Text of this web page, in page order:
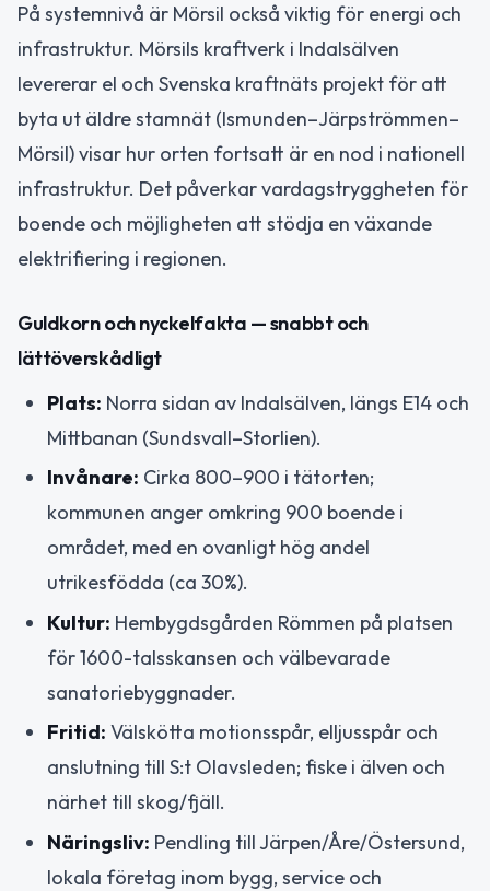
På systemnivå är Mörsil också viktig för energi och
infrastruktur. Mörsils kraftverk i Indalsälven
levererar el och Svenska kraftnäts projekt för att
byta ut äldre stamnät (Ismunden–Järpströmmen–
Mörsil) visar hur orten fortsatt är en nod i nationell
infrastruktur. Det påverkar vardagstryggheten för
boende och möjligheten att stödja en växande
elektrifiering i regionen.
Guldkorn och nyckelfakta — snabbt och
lättöverskådligt
Plats: Norra sidan av Indalsälven, längs E14 och
Mittbanan (Sundsvall–Storlien).
Invånare: Cirka 800–900 i tätorten;
kommunen anger omkring 900 boende i
området, med en ovanligt hög andel
utrikesfödda (ca 30%).
Kultur: Hembygdsgården Römmen på platsen
för 1600-talsskansen och välbevarade
sanatoriebyggnader.
Fritid: Välskötta motionsspår, elljusspår och
anslutning till S:t Olavsleden; fiske i älven och
närhet till skog/fjäll.
Näringsliv: Pendling till Järpen/Åre/Östersund,
lokala företag inom bygg, service och